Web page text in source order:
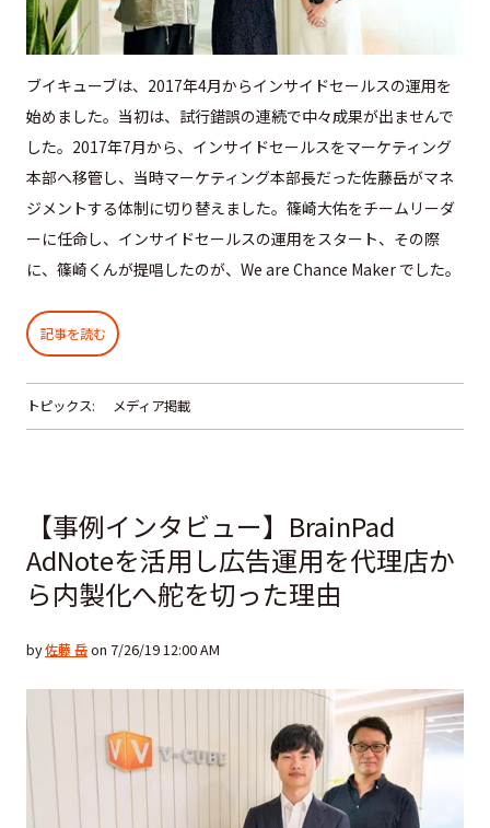
ブイキューブは、2017年4月からインサイドセールスの運用を
始めました。当初は、試行錯誤の連続で中々成果が出ませんで
した。2017年7月から、インサイドセールスをマーケティング
本部へ移管し、当時マーケティング本部長だった佐藤岳がマネ
ジメントする体制に切り替えました。篠崎大佑をチームリーダ
ーに任命し、インサイドセールスの運用をスタート、その際
に、篠崎くんが提唱したのが、We are Chance Maker でした。
記事を読む
トピックス: メディア掲載
【事例インタビュー】BrainPad
AdNoteを活用し広告運用を代理店か
ら内製化へ舵を切った理由
by佐藤 岳on 7/26/19 12:00 AM